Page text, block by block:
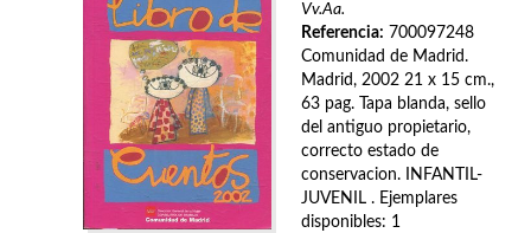
Vv.Aa.
Referencia: 700097248
Comunidad de Madrid.
Madrid, 2002 21 x 15 cm.,
63 pag. Tapa blanda, sello
del antiguo propietario,
correcto estado de
conservacion. INFANTIL-
JUVENIL . Ejemplares
disponibles: 1